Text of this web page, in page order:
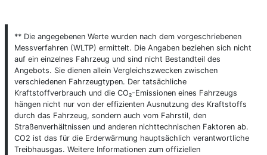
** Die angegebenen Werte wurden nach dem vorgeschriebenen
Messverfahren (WLTP) ermittelt. Die Angaben beziehen sich nicht
auf ein einzelnes Fahrzeug und sind nicht Bestandteil des
Angebots. Sie dienen allein Vergleichszwecken zwischen
verschiedenen Fahrzeugtypen. Der tatsächliche
Kraftstoffverbrauch und die CO₂-Emissionen eines Fahrzeugs
hängen nicht nur von der effizienten Ausnutzung des Kraftstoffs
durch das Fahrzeug, sondern auch vom Fahrstil, den
Straßenverhältnissen und anderen nichttechnischen Faktoren ab.
CO2 ist das für die Erderwärmung hauptsächlich verantwortliche
Treibhausgas. Weitere Informationen zum offiziellen